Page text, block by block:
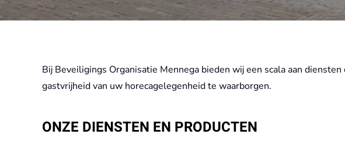
Bij Beveiligings Organisatie Mennega bieden wij een scala aan
gastvrijheid van uw horecagelegenheid te waarborgen.
ONZE DIENSTEN EN PRODUCTEN